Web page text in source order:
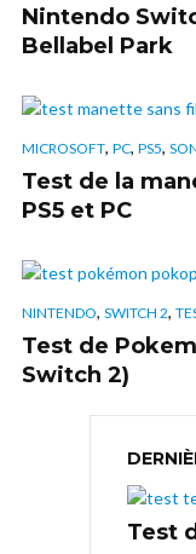
Nintendo
Bellabel Park
MICROSOFT, PC, PS5,
Test de la
PS5 et PC
NINTENDO, SWITCH 2,
Test de
Switch 2)
Test